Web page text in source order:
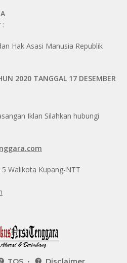
:
Hak Asasi Manusia Republik
2020 TANGGAL 17 DESEMBER
Iklan Silahkan hubungi
Walikota Kupang-NTT